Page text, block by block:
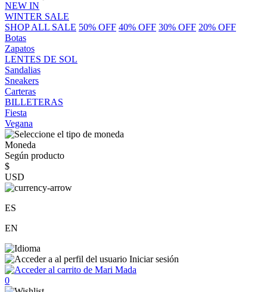
NEW IN
WINTER SALE
SHOP ALL SALE 50% OFF 40% OFF 30% OFF 20% OFF
Botas
Zapatos
LENTES DE SOL
Sandalias
Sneakers
Carteras
BILLETERAS
Fiesta
Vegana
Moneda
Según producto
$
USD
ES
EN
Iniciar sesión
0